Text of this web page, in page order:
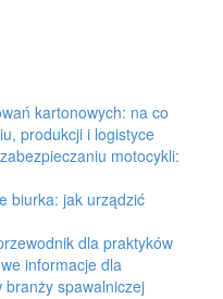
kartonowych: na co
produkcji i logistyce
motocykli:
biurka: jak urządzić
dla praktyków
informacje dla
spawalniczej